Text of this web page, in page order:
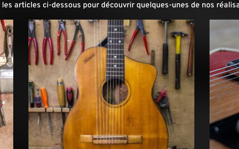
les articles ci-dessous pour découvrir quelques-unes de nos